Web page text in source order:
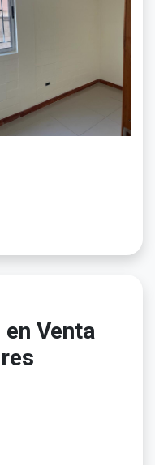
Venta